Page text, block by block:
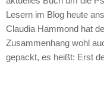
Lesern im Blog heute
Claudia Hammond hat
Zusammenhang wohl
gepackt, es heißt: Erst